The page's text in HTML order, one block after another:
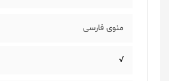
منوی فارسی
√